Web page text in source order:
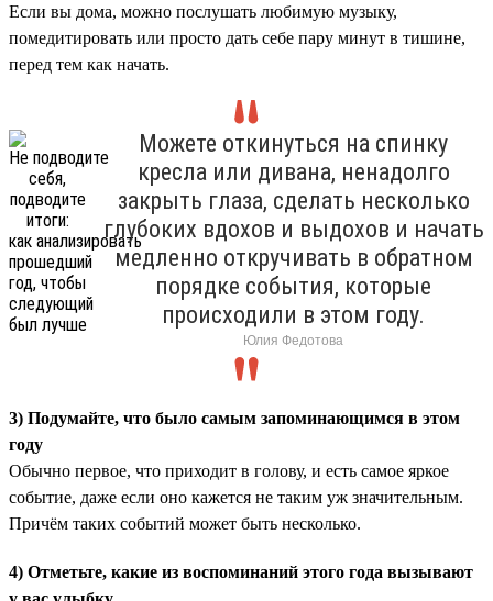
Если вы дома, можно послушать любимую музыку,
помедитировать или просто дать себе пару минут в тишине,
перед тем как начать.
Можете откинуться на спинку
кресла или дивана, ненадолго
закрыть глаза, сделать несколько
глубоких вдохов и выдохов и начать
медленно откручивать в обратном
порядке события, которые
происходили в этом году.
Юлия Федотова
3) Подумайте, что было самым запоминающимся в этом
году
Обычно первое, что приходит в голову, и есть самое яркое
событие, даже если оно кажется не таким уж значительным.
Причём таких событий может быть несколько.
4) Отметьте, какие из воспоминаний этого года вызывают